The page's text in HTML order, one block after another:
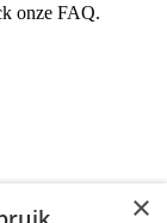
onze FAQ.
×